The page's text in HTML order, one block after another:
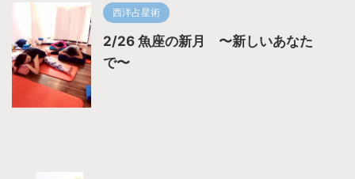
西洋占星術
2/26 魚座の新月 〜新しいあなた
で〜